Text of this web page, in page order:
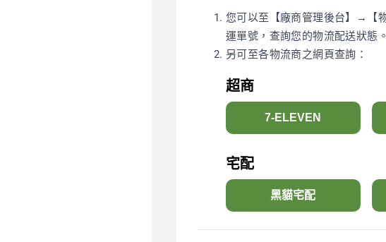
您可以至【廠商管理後台】→【
運單號，查詢您的物流配送狀態。
另可至各物流商之網頁查詢：
超商
7-ELEVEN
宅配
黑貓宅配